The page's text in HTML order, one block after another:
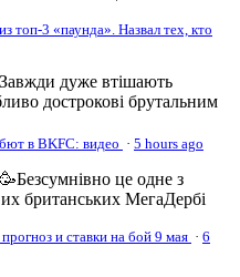
топ-3 «паунда». Назвал тех, кто
дуже втішають
дострокові брутальним
в BKFC: видео · 5 hours ago
це одне з
британських МегаДербі
и ставки на бой 9 мая · 6